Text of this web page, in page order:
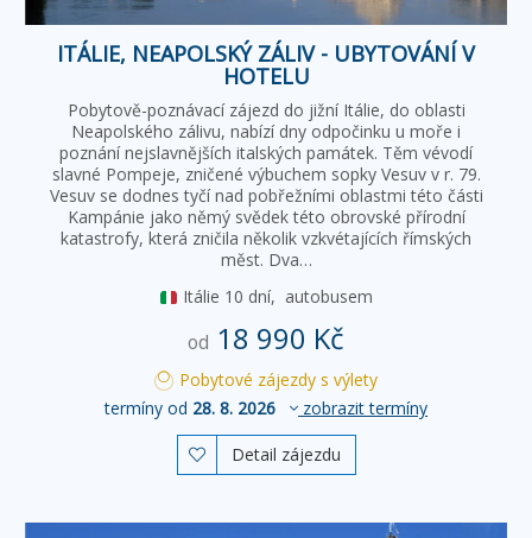
ITÁLIE, NEAPOLSKÝ ZÁLIV - UBYTOVÁNÍ V
HOTELU
Pobytově-poznávací zájezd do jižní Itálie, do oblasti
Neapolského zálivu, nabízí dny odpočinku u moře i
poznání nejslavnějších italských památek. Těm vévodí
slavné Pompeje, zničené výbuchem sopky Vesuv v r. 79.
Vesuv se dodnes tyčí nad pobřežními oblastmi této části
Kampánie jako němý svědek této obrovské přírodní
katastrofy, která zničila několik vzkvétajících římských
měst. Dva…
Itálie 10 dní, autobusem
od 18 990 Kč
Pobytové zájezdy s výlety
termíny od 28. 8. 2026 zobrazit termíny
 Detail zájezdu